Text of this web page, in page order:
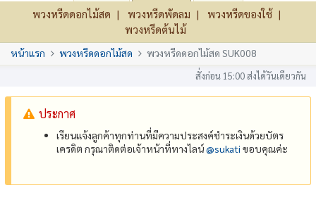
พวงหรีดดอกไม้สด พวงหรีดพัดลม
พวงหรีดของใช้
พวงหรีดต้นไม้
หน้าแรก พวงหรีดดอกไม้สด พวงหรีดดอกไม้สด SUK008
สั่งก่อน 15:00 ส่งได้วันเดียวกัน
ประกาศ
เรียนแจ้งลูกค้าทุกท่านที่มีความประสงค์ชำระเงินด้วยบัตร
เครดิต กรุณาติดต่อเจ้าหน้าที่ทางไลน์@‌sukati ขอบคุณค่ะ